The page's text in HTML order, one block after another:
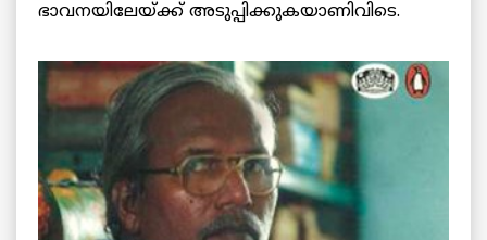
ഭാവനയിലേയ്ക്ക് അടുപ്പിക്കുകയാണിവിടെ.